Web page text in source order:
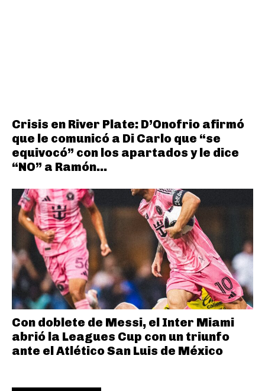
Crisis en River Plate: D’Onofrio afirmó
que le comunicó a Di Carlo que “se
equivocó” con los apartados y le dice
“NO” a Ramón...
Con doblete de Messi, el Inter Miami
abrió la Leagues Cup con un triunfo
ante el Atlético San Luis de México